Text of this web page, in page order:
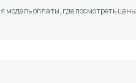
модель оплаты, где посмотреть цены